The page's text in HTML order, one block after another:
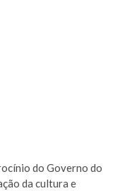
do Governo do
da cultura e